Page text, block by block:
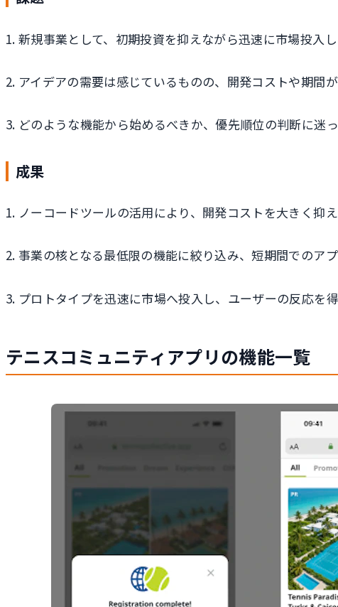
1. 新規事業として、初期投資を抑えながら迅速に市場投入
2. アイデアの需要は感じているものの、開発コストや期間
3. どのような機能から始めるべきか、優先順位の判断に迷っ
成果
1. ノーコードツールの活用により、開発コストを大きく抑え
2. 事業の核となる最低限の機能に絞り込み、短期間でのアプ
3. プロトタイプを迅速に市場へ投入し、ユーザーの反応を
テニスコミュニティアプリの機能一覧